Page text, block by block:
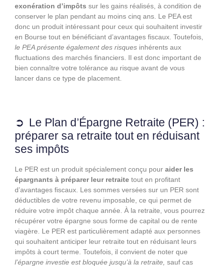
exonération d’impôts sur les gains réalisés, à condition de
conserver le plan pendant au moins cinq ans. Le PEA est
donc un produit intéressant pour ceux qui souhaitent investir
en Bourse tout en bénéficiant d’avantages fiscaux. Toutefois,
le PEA présente également des risques inhérents aux
fluctuations des marchés financiers. Il est donc important de
bien connaître votre tolérance au risque avant de vous
lancer dans ce type de placement.
Le Plan d’Épargne Retraite (PER) :
préparer sa retraite tout en réduisant
ses impôts
Le PER est un produit spécialement conçu pour aider les
épargnants à préparer leur retraite tout en profitant
d’avantages fiscaux. Les sommes versées sur un PER sont
déductibles de votre revenu imposable, ce qui permet de
réduire votre impôt chaque année. À la retraite, vous pourrez
récupérer votre épargne sous forme de capital ou de rente
viagère. Le PER est particulièrement adapté aux personnes
qui souhaitent anticiper leur retraite tout en réduisant leurs
impôts à court terme. Toutefois, il convient de noter que
l’épargne investie est bloquée jusqu’à la retraite, sauf cas